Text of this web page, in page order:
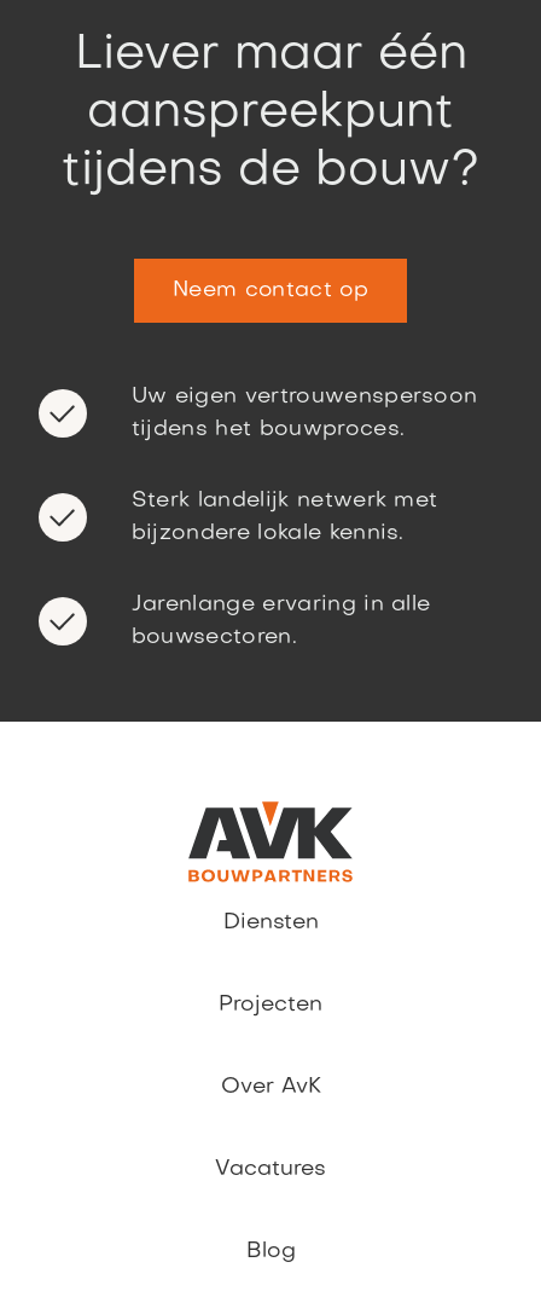
Liever maar één
aanspreekpunt
tijdens de bouw?
Neem contact op
Uw eigen vertrouwenspersoon
tijdens het bouwproces.
Sterk landelijk netwerk met
bijzondere lokale kennis.
Jarenlange ervaring in alle
bouwsectoren.
Diensten
Projecten
Over AvK
Vacatures
Blog